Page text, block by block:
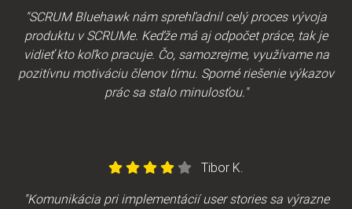
"SCRUM Bluehawk nám sprehľadnil celý proces vývoja
produktu v SCRUMe. Keďže má aj odpočet práce, tak je
vidieť kto koľko pracuje. Čo, samozrejme, využívame na
pozitívnu motiváciu členov tímu. Sporné riešenie výkazov
prác sa stalo minulosťou."
Tibor K.
"Komunikácia pri implementácií user stories sa výrazne